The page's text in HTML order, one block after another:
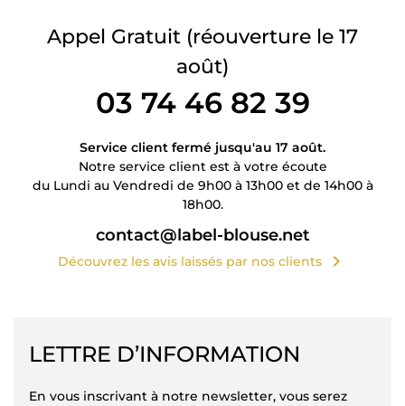
Appel Gratuit (réouverture le 17
août)
03 74 46 82 39
Service client fermé jusqu'au 17 août.
Notre service client est à votre écoute
du Lundi au Vendredi de 9h00 à 13h00 et de 14h00 à
18h00.
contact@label-blouse.net
Découvrez les avis laissés par nos clients chevron_right
LETTRE D’INFORMATION
En vous inscrivant à notre newsletter, vous serez